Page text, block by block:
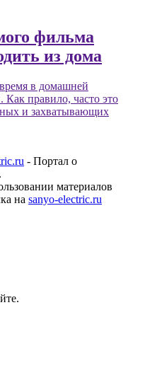
фильма
из дома
в домашней
Как правило, часто это
и захватывающих
- Портал о
материалов
на sanyo-electric.ru